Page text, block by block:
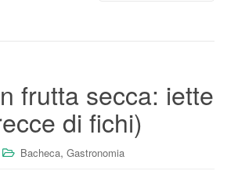
frutta secca: iette
di fichi)
Bacheca, Gastronomia